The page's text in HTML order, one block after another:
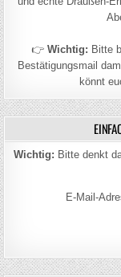
👉 Wichtig: Bitte
Bestätigungsmail
könnt
Wichtig: Bitte denkt
E-Mail-